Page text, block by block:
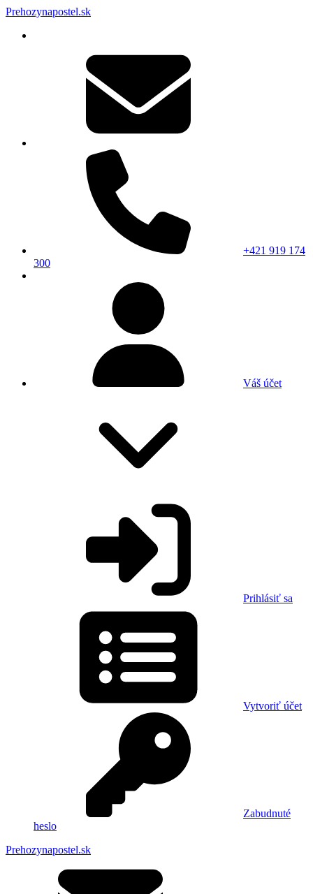
Prehozynapostel.sk
+421 919 174
300
Váš účet
Prihlásiť sa
Vytvoriť účet
Zabudnuté
heslo
Prehozynapostel.sk